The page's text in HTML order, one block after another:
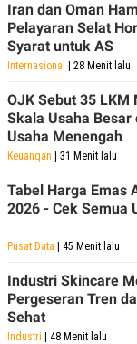
Iran dan Oman
Pelayaran Selat
Syarat untuk AS
Internasional | 28 Menit lalu
OJK Sebut 35
Skala Usaha Besar
Usaha Menengah
Keuangan | 31 Menit lalu
Tabel Harga Emas
2026 - Cek Semua
Pusat Data | 45 Menit lalu
Industri Skincare
Pergeseran Tren
Sehat
Industri | 48 Menit lalu